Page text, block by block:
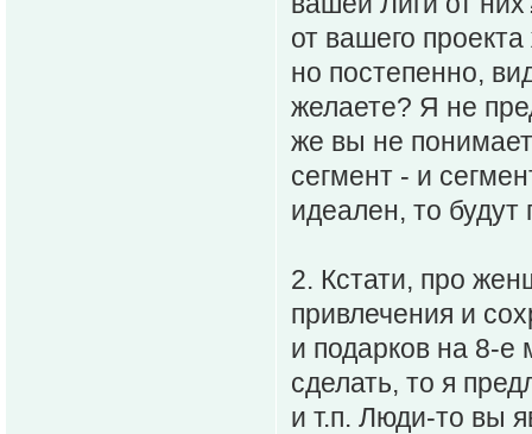
от вашего
но постепенно,
желаете? Я не
же вы не
сегмент - и
идеален, то
2. Кстати, про
привлечения и
и подарков на 8-
сделать, то я
и т.п. Люди-то вы